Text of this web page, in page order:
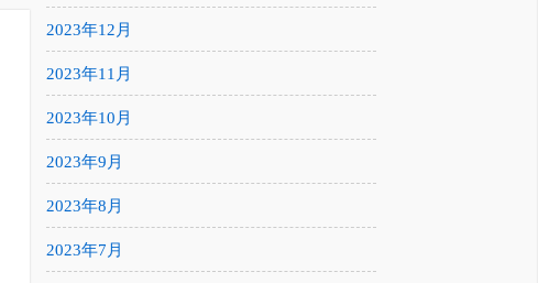
2023年12月
2023年11月
2023年10月
2023年9月
2023年8月
2023年7月